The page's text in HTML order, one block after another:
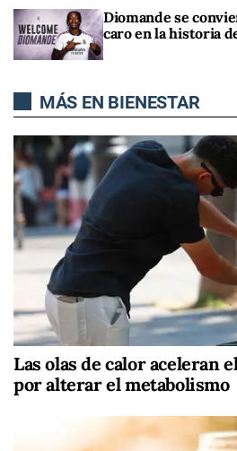
Diomande se
caro en la historia
MÁS EN BIENESTAR
Las olas de calor aceleran
por alterar el metabolismo